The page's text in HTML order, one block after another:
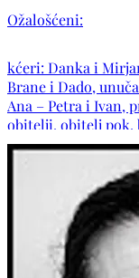
Ožalošćeni:
kćeri: Danka i
Brane i Dado,
Ana – Petra i Ivan,
obitelji, obitelj pok.
Manda s obiteljima
Stipe i Ante te